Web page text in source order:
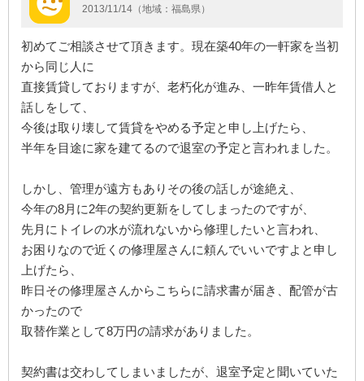
2013/11/14（地域：福島県）
初めてご相談させて頂きます。現在築40年の一軒家を当初
から同じ人に
直接賃貸しておりますが、老朽化が進み、一昨年賃借人と
話しをして、
今後は取り壊して賃貸をやめる予定と申し上げたら、
半年を目途に家を建てるので退室の予定と言われました。
しかし、管理が遠方もありその後の話しが途絶え、
今年の8月に2年の契約更新をしてしまったのですが、
先月にトイレの水が流れないから修理したいと言われ、
お困りなので近くの修理屋さんに頼んでいいですよと申し
上げたら、
昨日その修理屋さんからこちらに請求書が届き、配管が古
かったので
取替作業として8万円の請求がありました。
契約書は交わしてしまいましたが、退室予定と聞いていた